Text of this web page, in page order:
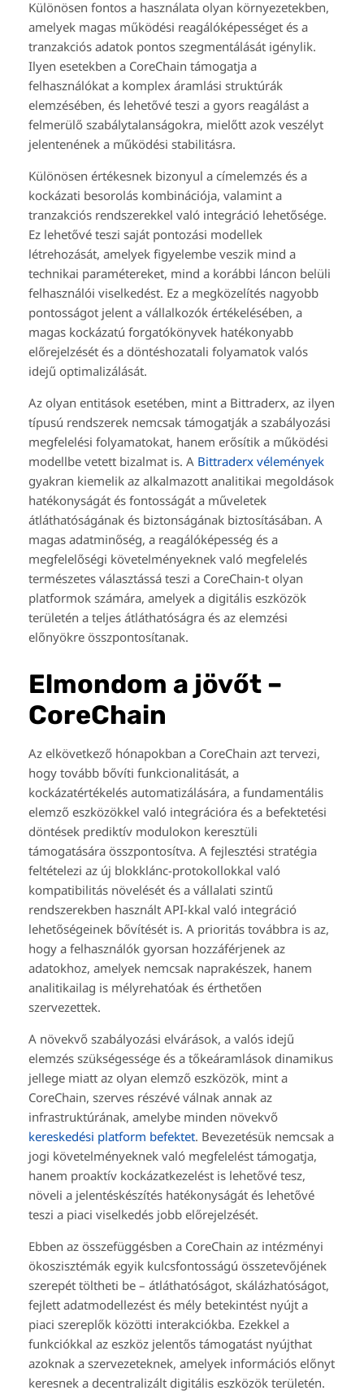
Különösen fontos a használata olyan környezetekben,
amelyek magas működési reagálóképességet és a
tranzakciós adatok pontos szegmentálását igénylik.
Ilyen esetekben a CoreChain támogatja a
felhasználókat a komplex áramlási struktúrák
elemzésében, és lehetővé teszi a gyors reagálást a
felmerülő szabálytalanságokra, mielőtt azok veszélyt
jelentenének a működési stabilitásra.
Különösen értékesnek bizonyul a címelemzés és a
kockázati besorolás kombinációja, valamint a
tranzakciós rendszerekkel való integráció lehetősége.
Ez lehetővé teszi saját pontozási modellek
létrehozását, amelyek figyelembe veszik mind a
technikai paramétereket, mind a korábbi láncon belüli
felhasználói viselkedést. Ez a megközelítés nagyobb
pontosságot jelent a vállalkozók értékelésében, a
magas kockázatú forgatókönyvek hatékonyabb
előrejelzését és a döntéshozatali folyamatok valós
idejű optimalizálását.
Az olyan entitások esetében, mint a Bittraderx, az ilyen
típusú rendszerek nemcsak támogatják a szabályozási
megfelelési folyamatokat, hanem erősítik a működési
modellbe vetett bizalmat is. A Bittraderx vélemények
gyakran kiemelik az alkalmazott analitikai megoldások
hatékonyságát és fontosságát a műveletek
átláthatóságának és biztonságának biztosításában. A
magas adatminőség, a reagálóképesség és a
megfelelőségi követelményeknek való megfelelés
természetes választássá teszi a CoreChain-t olyan
platformok számára, amelyek a digitális eszközök
területén a teljes átláthatóságra és az elemzési
előnyökre összpontosítanak.
Elmondom a jövőt –
CoreChain
Az elkövetkező hónapokban a CoreChain azt tervezi,
hogy tovább bővíti funkcionalitását, a
kockázatértékelés automatizálására, a fundamentális
elemző eszközökkel való integrációra és a befektetési
döntések prediktív modulokon keresztüli
támogatására összpontosítva. A fejlesztési stratégia
feltételezi az új blokklánc-protokollokkal való
kompatibilitás növelését és a vállalati szintű
rendszerekben használt API-kkal való integráció
lehetőségeinek bővítését is. A prioritás továbbra is az,
hogy a felhasználók gyorsan hozzáférjenek az
adatokhoz, amelyek nemcsak naprakészek, hanem
analitikailag is mélyrehatóak és érthetően
szervezettek.
A növekvő szabályozási elvárások, a valós idejű
elemzés szükségessége és a tőkeáramlások dinamikus
jellege miatt az olyan elemző eszközök, mint a
CoreChain, szerves részévé válnak annak az
infrastruktúrának, amelybe minden növekvő
kereskedési platform befektet. Bevezetésük nemcsak a
jogi követelményeknek való megfelelést támogatja,
hanem proaktív kockázatkezelést is lehetővé tesz,
növeli a jelentéskészítés hatékonyságát és lehetővé
teszi a piaci viselkedés jobb előrejelzését.
Ebben az összefüggésben a CoreChain az intézményi
ökoszisztémák egyik kulcsfontosságú összetevőjének
szerepét töltheti be – átláthatóságot, skálázhatóságot,
fejlett adatmodellezést és mély betekintést nyújt a
piaci szereplők közötti interakciókba. Ezekkel a
funkciókkal az eszköz jelentős támogatást nyújthat
azoknak a szervezeteknek, amelyek információs előnyt
keresnek a decentralizált digitális eszközök területén.